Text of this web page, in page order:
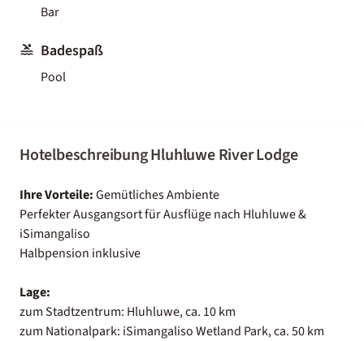
Bar
Badespaß
Pool
Hotelbeschreibung Hluhluwe River Lodge
Ihre Vorteile:Gemütliches Ambiente
Perfekter Ausgangsort für Ausflüge nach Hluhluwe &
iSimangaliso
Halbpension inklusive
Lage:
zum Stadtzentrum: Hluhluwe, ca. 10 km
zum Nationalpark: iSimangaliso Wetland Park, ca. 50 km